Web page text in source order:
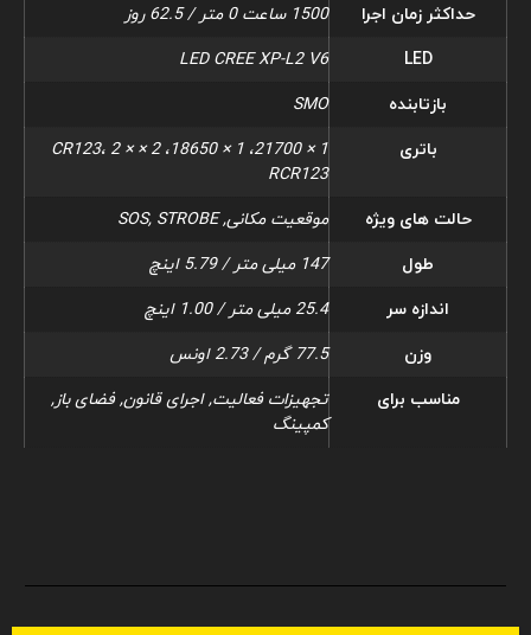
حداکثر زمان اجرا
1500 ساعت 0 متر / 62.5 روز
LED
LED CREE XP-L2 V6
بازتابنده
SMO
باتری
1 × 21700، 1 × 18650، 2 × CR123، 2 ×
RCR123
حالت های ویژه
موقعیت مکانی, SOS, STROBE
طول
147 میلی متر / 5.79 اینچ
اندازه سر
25.4 میلی متر / 1.00 اینچ
وزن
77.5 گرم / 2.73 اونس
مناسب برای
تجهیزات فعالیت, اجرای قانون, فضای باز,
کمپینگ